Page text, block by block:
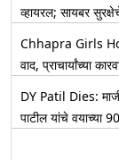
व्हायरल; सायबर
Chhapra Girls
वाद, प्राचार्यांच्या
DY Patil Dies: माजी
पाटील यांचे वयाच्या